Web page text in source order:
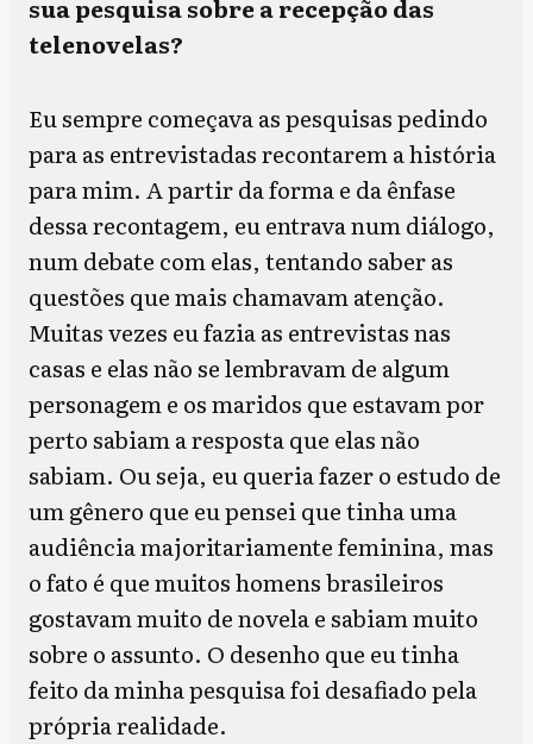
sua pesquisa sobre a recepção das
telenovelas?
Eu sempre começava as pesquisas pedindo
para as entrevistadas recontarem a história
para mim. A partir da forma e da ênfase
dessa recontagem, eu entrava num diálogo,
num debate com elas, tentando saber as
questões que mais chamavam atenção.
Muitas vezes eu fazia as entrevistas nas
casas e elas não se lembravam de algum
personagem e os maridos que estavam por
perto sabiam a resposta que elas não
sabiam. Ou seja, eu queria fazer o estudo de
um gênero que eu pensei que tinha uma
audiência majoritariamente feminina, mas
o fato é que muitos homens brasileiros
gostavam muito de novela e sabiam muito
sobre o assunto. O desenho que eu tinha
feito da minha pesquisa foi desafiado pela
própria realidade.